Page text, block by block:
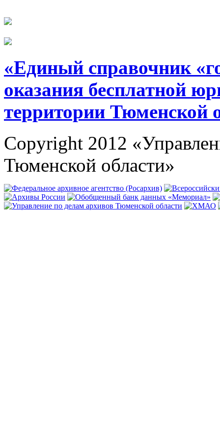
«Единый справочник
оказания бесплатной
территории Тюменской
Copyright 2012
Тюменской области»